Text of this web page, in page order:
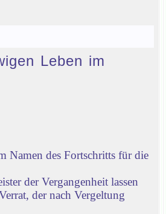
Leben im
Namen des Fortschritts für die
der Vergangenheit lassen
der nach Vergeltung